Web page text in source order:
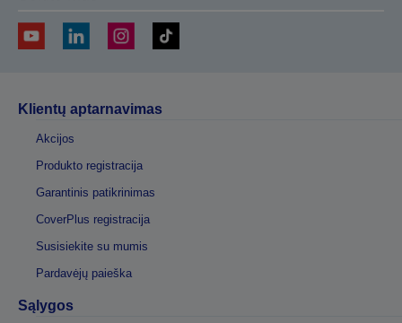
Klientų aptarnavimas
Akcijos
Produkto registracija
Garantinis patikrinimas
CoverPlus registracija
Susisiekite su mumis
Pardavėjų paieška
Sąlygos